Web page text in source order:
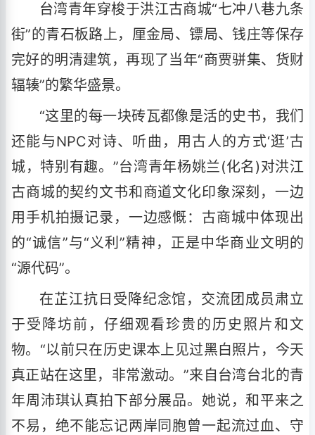
台湾青年穿梭于洪江古商城“七冲八巷九条
街”的青石板路上，厘金局、镖局、钱庄等保存
完好的明清建筑，再现了当年“商贾骈集、货财
辐辏”的繁华盛景。
“这里的每一块砖瓦都像是活的史书，我们
还能与NPC对诗、听曲，用古人的方式‘逛’古
城，特别有趣。”台湾青年杨姚兰(化名)对洪江
古商城的契约文书和商道文化印象深刻，一边
用手机拍摄记录，一边感慨：古商城中体现出
的“诚信”与“义利”精神，正是中华商业文明的
“源代码”。
在芷江抗日受降纪念馆，交流团成员肃立
于受降坊前，仔细观看珍贵的历史照片和文
物。“以前只在历史课本上见过黑白照片，今天
真正站在这里，非常激动。”来自台湾台北的青
年周沛琪认真拍下部分展品。她说，和平来之
不易，绝不能忘记两岸同胞曾一起流过血、守